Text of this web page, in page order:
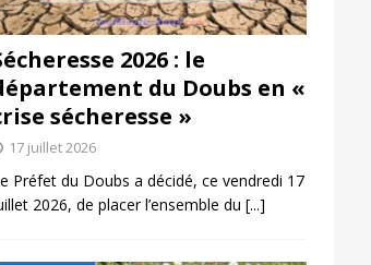
2026 : le
du Doubs en «
sécheresse »
17 juillet 2026
Préfet du Doubs a décidé, ce vendredi 17
2026, de placer l’ensemble du [...]